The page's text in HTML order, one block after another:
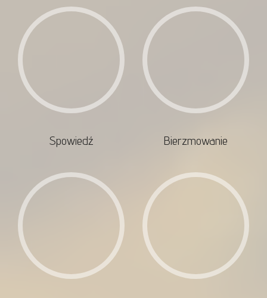
Spowiedź Bierzmowanie